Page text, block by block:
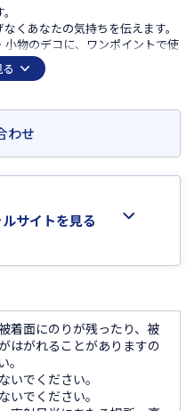
くあなたの気持ちを伝えます。
物のデコに、ワンポイントで使
わせ
サイトを見る
着面にのりが残ったり、被
はがれることがありますの
でください。
でください。